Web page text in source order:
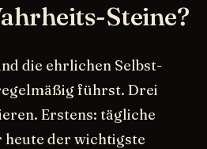
Steine?
die ehrlichen Selbst-
führst. Drei
Erstens: tägliche
heute der wichtigste